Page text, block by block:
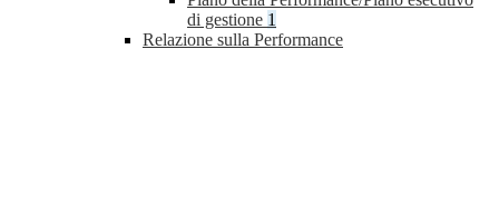
di gestione 1
Relazione sulla Performance